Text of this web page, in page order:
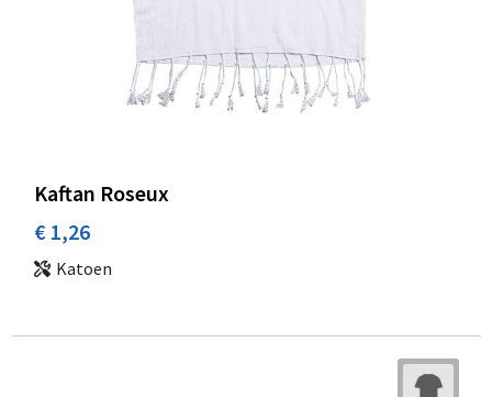
Kaftan Roseux
€ 1,26
Katoen